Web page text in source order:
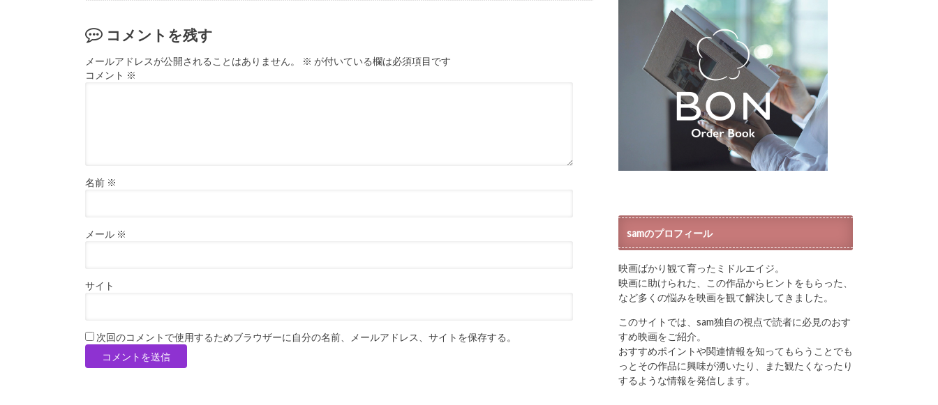
コメントを残す
メールアドレスが公開されることはありません。 ※ が付いている欄は必須項目です
コメント ※
名前 ※
メール ※
サイト
次回のコメントで使用するためブラウザーに自分の名前、メールアドレス、サイトを保存する。
samのプロフィール
映画ばかり観て育ったミドルエイジ。
映画に助けられた、この作品からヒントをもらった、
など多くの悩みを映画を観て解決してきました。
このサイトでは、sam独自の視点で読者に必見のおす
すめ映画をご紹介。
おすすめポイントや関連情報を知ってもらうことでも
っとその作品に興味が湧いたり、また観たくなったり
するような情報を発信します。